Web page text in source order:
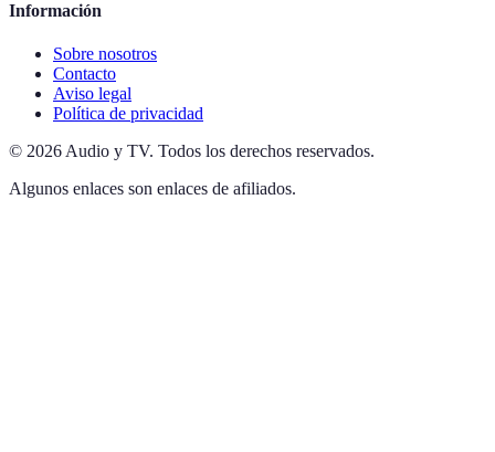
Información
Sobre nosotros
Contacto
Aviso legal
Política de privacidad
© 2026 Audio y TV. Todos los derechos reservados.
Algunos enlaces son enlaces de afiliados.